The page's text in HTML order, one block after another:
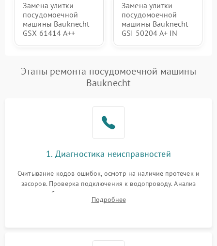
Замена улитки
посудомоечной
машины Bauknecht
GSX 61414 A++
Замена улитки
посудомоечной
машины Bauknecht
GSI 50204 A+ IN
Этапы ремонта посудомоечной машины
Bauknecht
1. Диагностика неисправностей
Считывание кодов ошибок, осмотр на наличие протечек и
засоров. Проверка подключения к водопроводу. Анализ
жалоб на отсутствие слива, нагрева, вращения
разбрызгивателей или срабатывание системы защиты
Подробнее